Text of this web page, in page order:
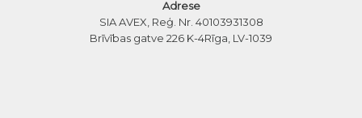
Adrese
SIA AVEX, Reģ. Nr. 40103931308
Brīvības gatve 226 K-4Rīga, LV-1039